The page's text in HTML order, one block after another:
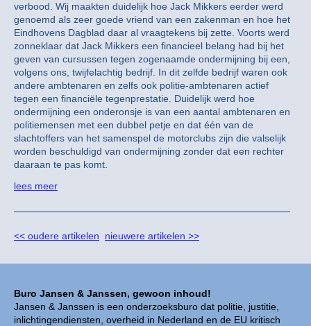
Buro Jansen & Janssen, gewoon inhoud!
Jansen & Janssen is een onderzoeksburo dat politie, justitie,
inlichtingendiensten, overheid in Nederland en de EU kritisch
verbood. Wij maakten duidelijk hoe Jack Mikkers eerder werd
genoemd als zeer goede vriend van een zakenman en hoe het
Eindhovens Dagblad daar al vraagtekens bij zette. Voorts werd
zonneklaar dat Jack Mikkers een financieel belang had bij het
geven van cursussen tegen zogenaamde ondermijning bij een,
volgens ons, twijfelachtig bedrijf. In dit zelfde bedrijf waren ook
andere ambtenaren en zelfs ook politie-ambtenaren actief
tegen een financiële tegenprestatie. Duidelijk werd hoe
ondermijning een onderonsje is van een aantal ambtenaren en
politiemensen met een dubbel petje en dat één van de
slachtoffers van het samenspel de motorclubs zijn die valselijk
worden beschuldigd van ondermijning zonder dat een rechter
daaraan te pas komt.
lees meer
<< oudere artikelen nieuwere artikelen >>